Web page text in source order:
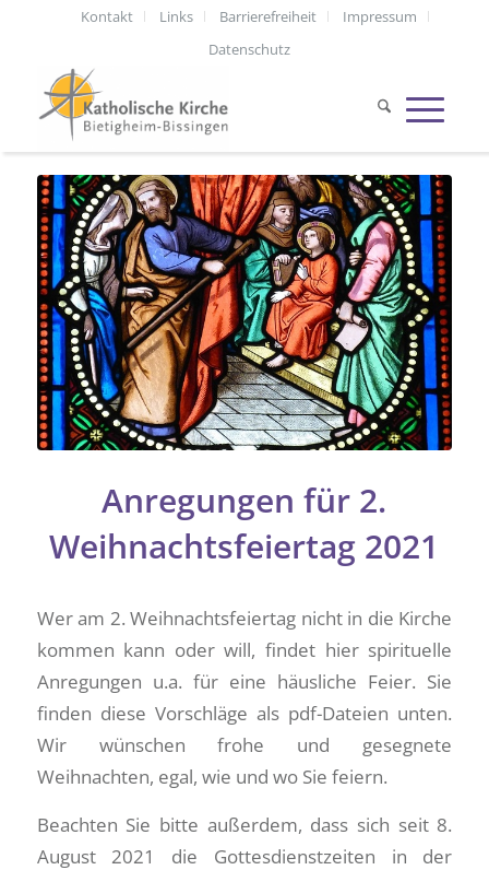
Kontakt Links Barrierefreiheit
Impressum
Datenschutz
Anregungen für 2.
Weihnachtsfeiertag 2021
Wer am 2. Weihnachtsfeiertag nicht in die Kirche
kommen kann oder will, findet hier spirituelle
Anregungen u.a. für eine häusliche Feier. Sie
finden diese Vorschläge als pdf-Dateien unten.
Wir wünschen frohe und gesegnete
Weihnachten, egal, wie und wo Sie feiern.
Beachten Sie bitte außerdem, dass sich seit 8.
August 2021 die Gottesdienstzeiten in der